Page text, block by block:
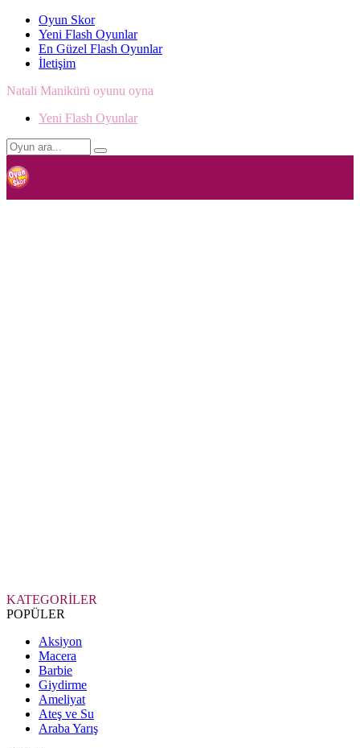
Oyun Skor
Yeni Flash Oyunlar
En Güzel Flash Oyunlar
İletişim
Natali Manikürü oyunu oyna
Yeni Flash Oyunlar
KATEGORİLER
POPÜLER
Aksiyon
Macera
Barbie
Giydirme
Ameliyat
Ateş ve Su
Araba Yarış